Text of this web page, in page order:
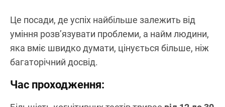
Це посади, де успіх найбільше залежить від
уміння розв’язувати проблеми, а найм людини,
яка вміє швидко думати, цінується більше, ніж
багаторічний досвід.
Час проходження: